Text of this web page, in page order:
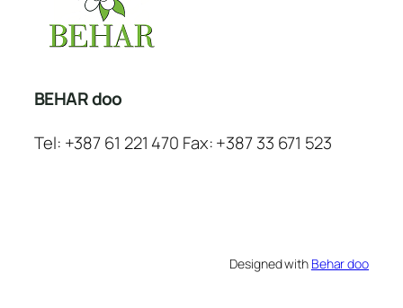
BEHAR doo
Tel: +387 61 221 470 Fax: +387 33 671 523
Designed with Behar doo